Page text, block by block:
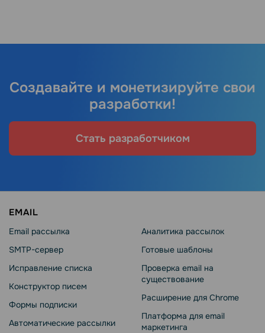
Создавайте и монетизируйте свои
разработки!
Стать разработчиком
EMAIL
Email рассылка
SMTP-сервер
Исправление списка
Конструктор писем
Формы подписки
Автоматические рассылки
Аналитика рассылок
Готовые шаблоны
Проверка email на
существование
Расширение для Chrome
Платформа для email
маркетинга